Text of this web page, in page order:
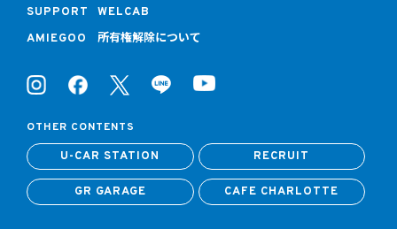
SUPPORT
WELCAB
AMIEGOO
所有権解除について
OTHER CONTENTS
U-CAR STATION RECRUIT
GR GARAGE CAFE CHARLOTTE